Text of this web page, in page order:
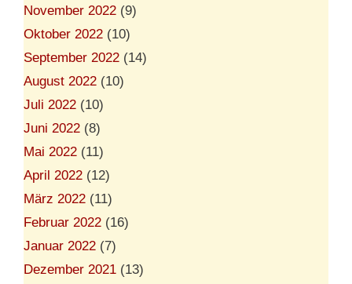
November 2022 (9)
Oktober 2022 (10)
September 2022 (14)
August 2022 (10)
Juli 2022 (10)
Juni 2022 (8)
Mai 2022 (11)
April 2022 (12)
März 2022 (11)
Februar 2022 (16)
Januar 2022 (7)
Dezember 2021 (13)